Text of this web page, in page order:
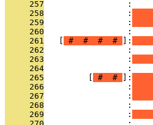
     257
:
     258
                 :
     259
                 :
     260
:
     261
# # # # ]:
     262
:
     263
                 :
     264
:
     265
# # ]:
     266
                 :
     267
                 :
     268
:
     269
                 :